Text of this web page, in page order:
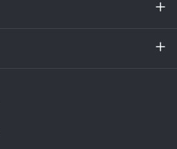
ーバー室